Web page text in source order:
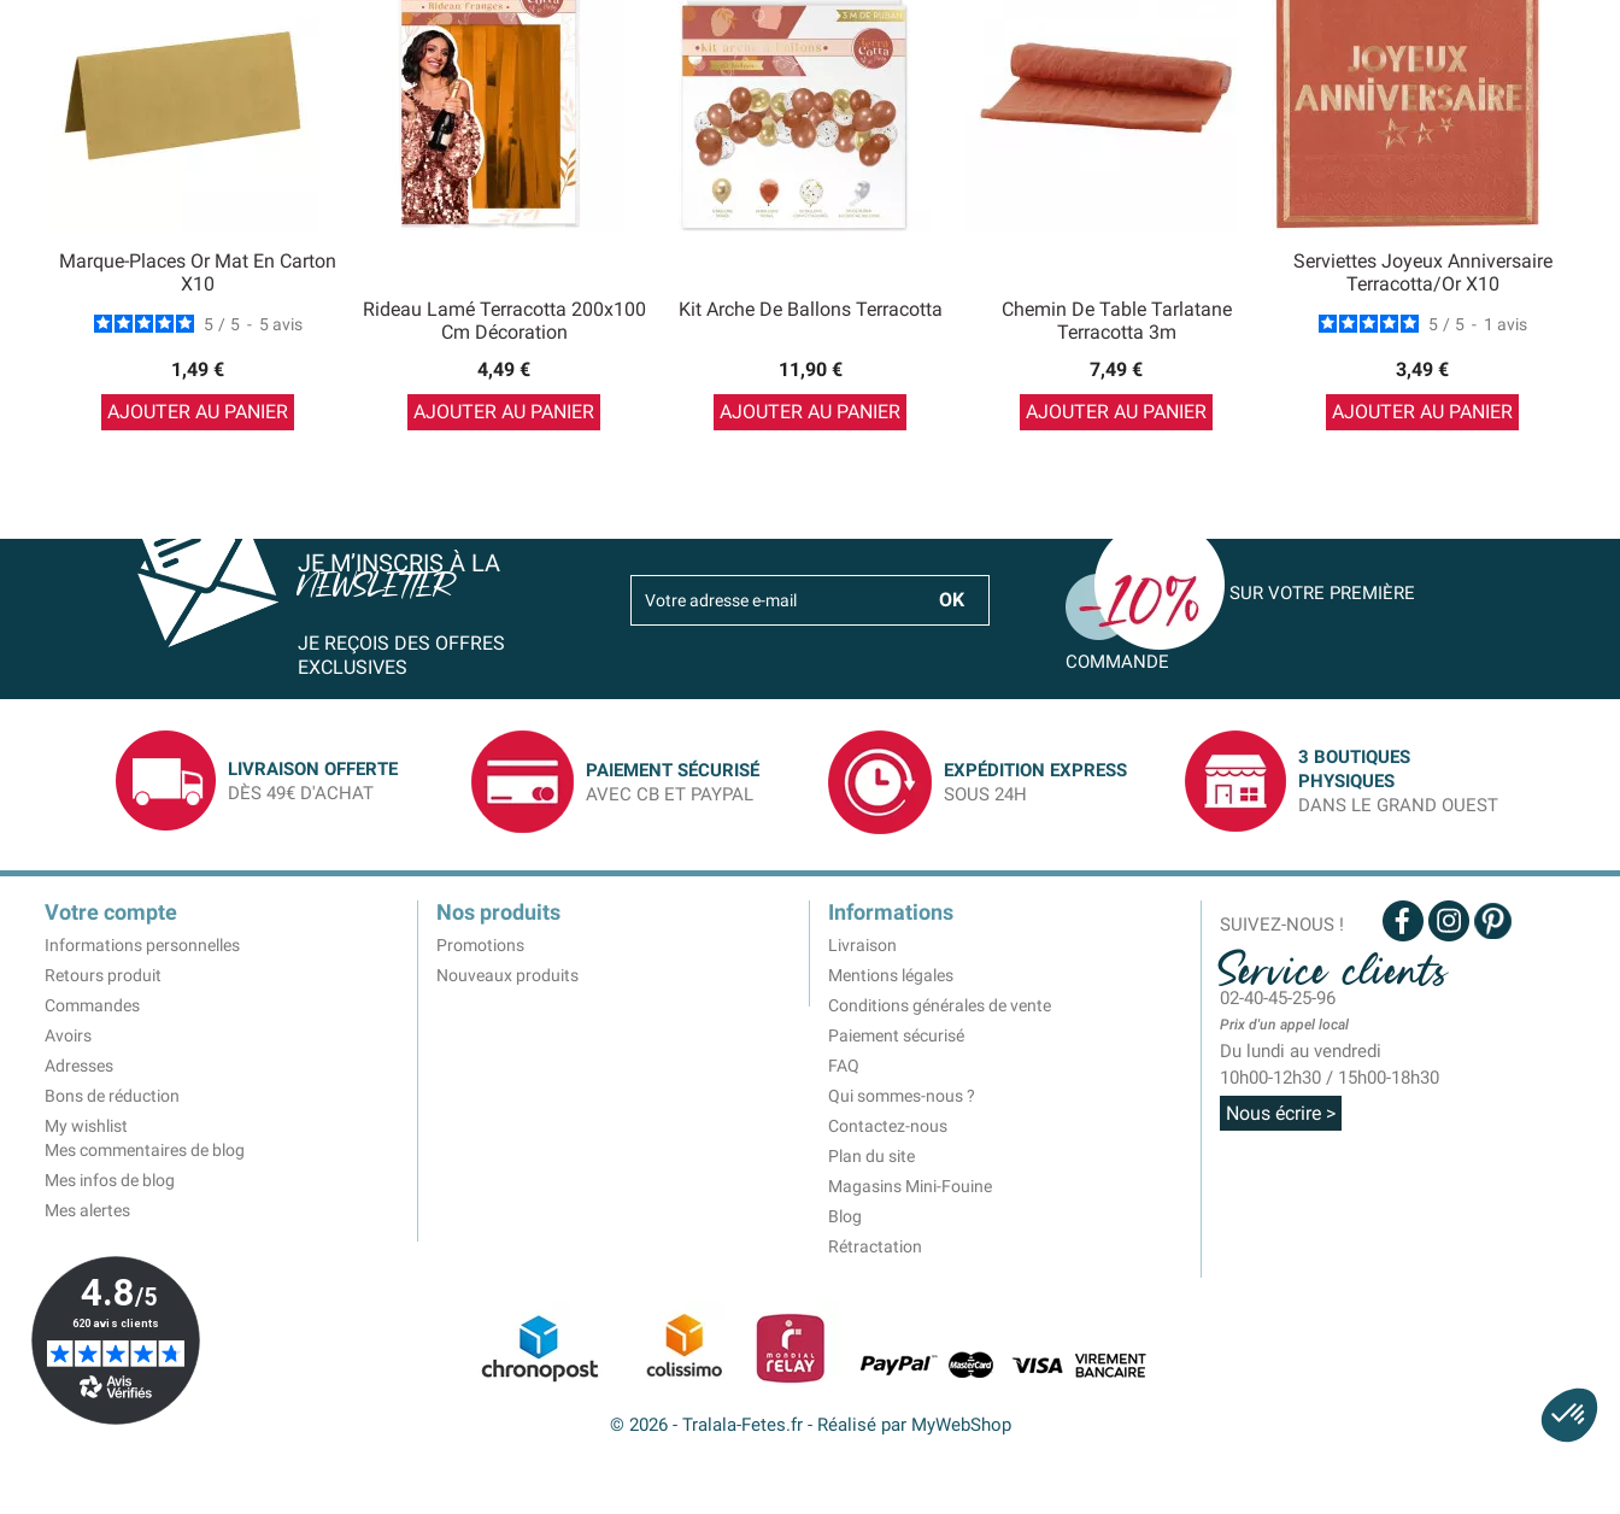
Marque-Places Or Mat En Carton
X10
5 / 5 - 5 avis
1,49 €
AJOUTER AU PANIER
Rideau Lamé Terracotta 200x100
Cm Décoration
4,49 €
AJOUTER AU PANIER
Kit Arche De Ballons Terracotta
11,90 €
AJOUTER AU PANIER
Chemin De Table Tarlatane
Terracotta 3m
7,49 €
AJOUTER AU PANIER
Serviettes Joyeux Anniversaire
Terracotta/Or X10
5 / 5 - 1 avis
3,49 €
AJOUTER AU PANIER
JE M’INSCRIS À LA
NEWSLETTER
JE REÇOIS DES OFFRES
EXCLUSIVES
SUR VOTRE PREMIÈRE
COMMANDE
LIVRAISON OFFERTE
DÈS 49€ D'ACHAT
PAIEMENT SÉCURISÉ
AVEC CB ET PAYPAL
EXPÉDITION EXPRESS
SOUS 24H
3 BOUTIQUES
PHYSIQUES
DANS LE GRAND OUEST
Votre compte
Informations personnelles
Retours produit
Commandes
Avoirs
Adresses
Bons de réduction
My wishlist
Mes commentaires de blog
Mes infos de blog
Mes alertes
Nos produits
Promotions
Nouveaux produits
Informations
Livraison
Mentions légales
Conditions générales de vente
Paiement sécurisé
FAQ
Qui sommes-nous ?
Contactez-nous
Plan du site
Magasins Mini-Fouine
Blog
Rétractation
SUIVEZ-NOUS !
Service clients
02-40-45-25-96
Prix d'un appel local
Du lundi au vendredi
10h00-12h30 / 15h00-18h30
Nous écrire >
© 2026 - Tralala-Fetes.fr - Réalisé par MyWebShop